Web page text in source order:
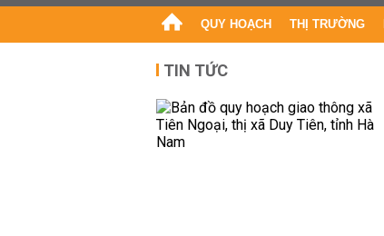
QUY HOẠCH THỊ TRƯỜNG
TIN TỨC